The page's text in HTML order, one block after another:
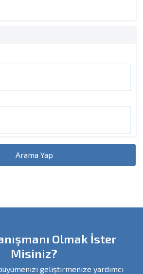
Arama Yap
Olmak İster
Misiniz?
geliştirmenize yardımcı